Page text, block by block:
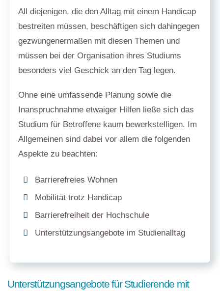
All diejenigen, die den Alltag mit einem Handicap
bestreiten müssen, beschäftigen sich dahingegen
gezwungenermaßen mit diesen Themen und
müssen bei der Organisation ihres Studiums
besonders viel Geschick an den Tag legen.
Ohne eine umfassende Planung sowie die
Inanspruchnahme etwaiger Hilfen ließe sich das
Studium für Betroffene kaum bewerkstelligen. Im
Allgemeinen sind dabei vor allem die folgenden
Aspekte zu beachten:
Barrierefreies Wohnen
Mobilität trotz Handicap
Barrierefreiheit der Hochschule
Unterstützungsangebote im Studienalltag
Unterstützungsangebote für Studierende mit